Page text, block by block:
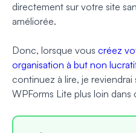
directement sur votre site
améliorée.
Donc, lorsque vous créez
organisation à but non
continuez à lire, je
WPForms Lite plus loin dans